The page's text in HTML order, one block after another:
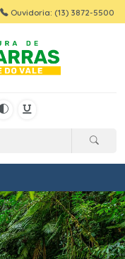
Ouvidoria: (13) 3872-5500